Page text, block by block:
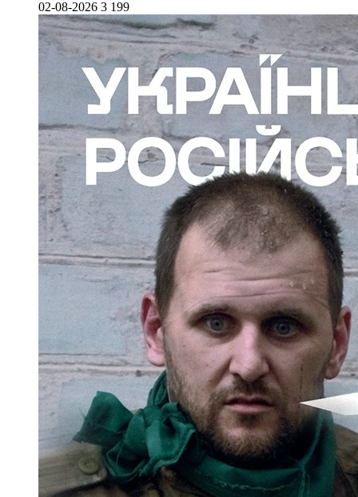
02-08-2026 3 199